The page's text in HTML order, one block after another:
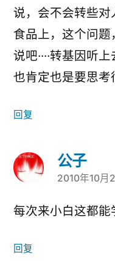
说，会不会转些
食品上，这个问
说吧····转基因听
也肯定也是要思考
回复
公子
说：
2010年10月
每次来小白这都能
回复